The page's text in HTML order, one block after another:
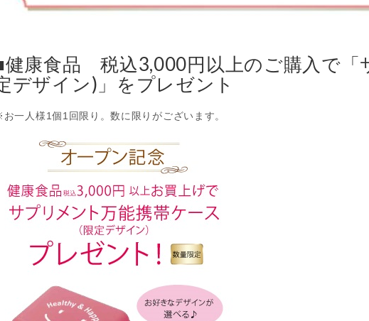
健康食品 税込3,000円以上のご購入で「
デザイン)」をプレゼント
一人様1個1回限り。数に限りがございます。